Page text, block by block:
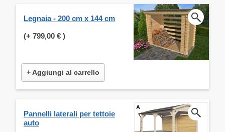
Legnaia - 200 cm x 144 cm
(+ 799,00 € )
+ Aggiungi al carrello
Pannelli laterali per tettoie
auto